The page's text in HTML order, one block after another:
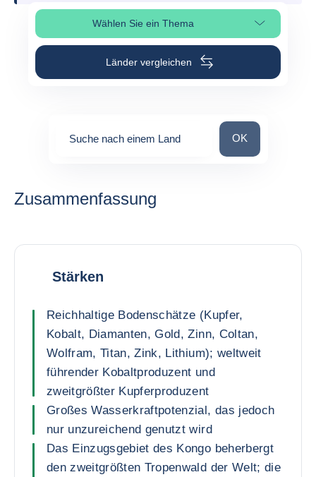
Wählen Sie ein ThemaSeitenabschnitt auswählen
Länder vergleichen
Suche nach einem Land Suche nach
OK
Zusammenfassung
Stärken
Reichhaltige Bodenschätze (Kupfer,
Kobalt, Diamanten, Gold, Zinn, Coltan,
Wolfram, Titan, Zink, Lithium); weltweit
führender Kobaltproduzent und
zweitgrößter Kupferproduzent
Großes Wasserkraftpotenzial, das jedoch
nur unzureichend genutzt wird
Das Einzugsgebiet des Kongo beherbergt
den zweitgrößten Tropenwald der Welt; die